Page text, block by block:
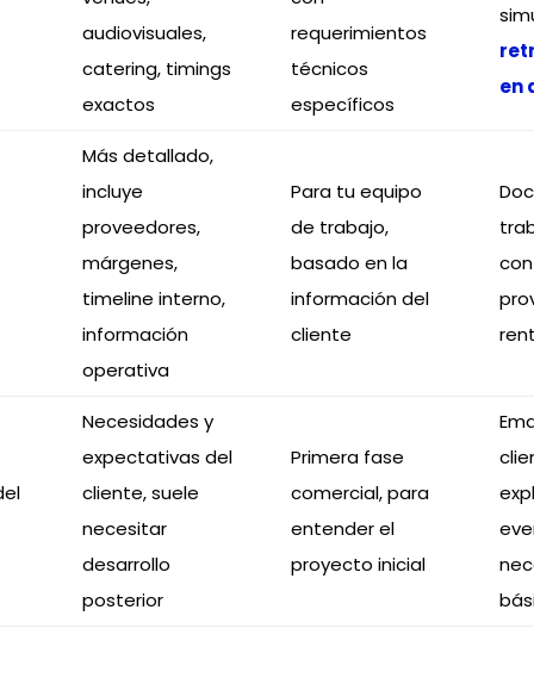
audiovisuales,
catering, timings
exactos
requerimientos
técnicos
específicos
en
Más detallado,
incluye
proveedores,
márgenes,
timeline interno,
información
operativa
Para tu equipo
de trabajo,
basado en la
información del
cliente
Necesidades y
expectativas del
cliente, suele
necesitar
desarrollo
posterior
Primera fase
comercial, para
entender el
proyecto inicial